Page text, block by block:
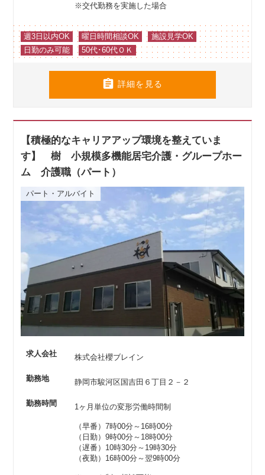
※交代勤務を実施した場合
週3日以内OK 曜日時間相談OK
施設見学OK
日勤のみ可能
50代･60代ＯＫ
 詳細を見る
【積極的なキャリアアップ環境を整えていま
す】 樹 小規模多機能居宅介護・グループホー
ム 介護職（パート）
パート・アルバイト
求人会社 株式会社櫻ブレイン
勤務地 静岡市駿河区国吉田６丁目２－２
勤務時間 1ヶ月単位の変形労働時間制
（早番）7時00分～16時00分
（日勤）9時00分～18時00分
（遅番）10時30分～19時30分
（夜勤）16時00分～翌9時00分